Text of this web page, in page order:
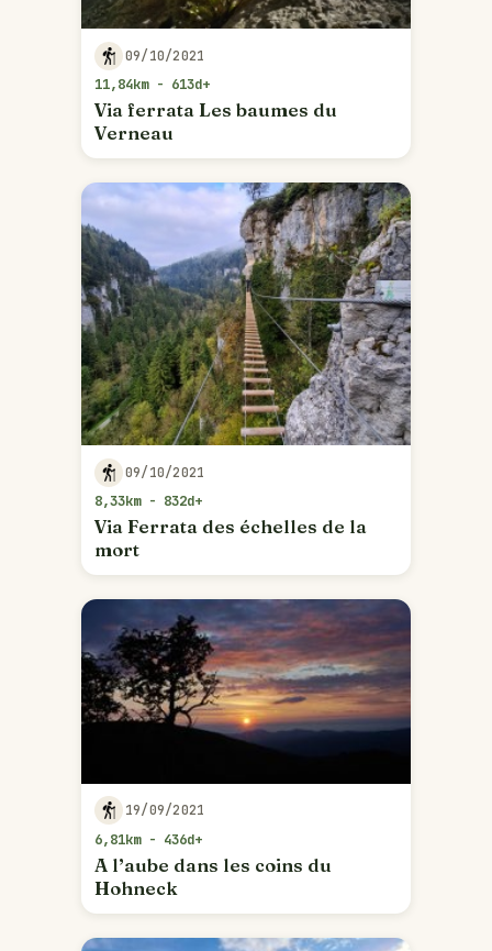
09/10/2021
11,84km - 613d+
Via ferrata Les baumes du
Verneau
09/10/2021
8,33km - 832d+
Via Ferrata des échelles de la
mort
19/09/2021
6,81km - 436d+
A l’aube dans les coins du
Hohneck